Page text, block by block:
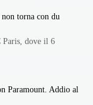
torna con du
Paris, dove il 6
Paramount. Addio al